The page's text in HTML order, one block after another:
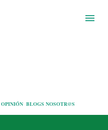
OPINIÓN BLOGS NOSOTR@S